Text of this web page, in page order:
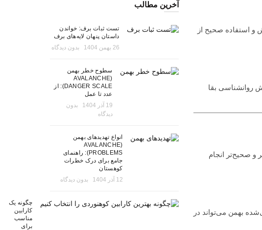
و استفاده صحیح از
روانشناسی بقا
و صحیح‌تر انجام
بهمن می‌تواند در
آخرین مطالب
تست ثبات برف: خواندن
داستان پنهان لایه‌های برف
26 بهمن 1404
بدون دیدگاه
سطوح خطر بهمن
(AVALANCHE
DANGER SCALE): از
عدد تا عمل
19 آذر 1404
بدون
دیدگاه
انواع تهدیدهای بهمن
(AVALANCHE
PROBLEMS): راهنمای
جامع برای درک خطرات
کوهستان
12 آذر 1404
بدون دیدگاه
چگونه یک
کارابین
مناسب
برای